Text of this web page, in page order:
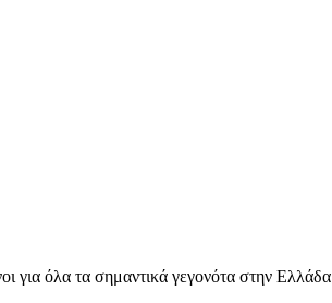
για όλα τα σημαντικά γεγονότα στην